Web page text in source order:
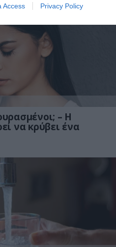
Access Privacy Policy
– Η
να κρύβει ένα